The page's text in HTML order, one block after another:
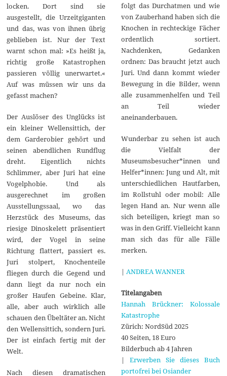
locken. Dort sind sie
ausgestellt, die Urzeitgiganten
und das, was von ihnen übrig
geblieben ist. Nur der Text
warnt schon mal: »Es heißt ja,
richtig große Katastrophen
passieren völlig unerwartet.«
Auf was müssen wir uns da
gefasst machen?
Der Auslöser des Unglücks ist
ein kleiner Wellensittich, der
dem Garderobier gehört und
seinen abendlichen Rundflug
dreht. Eigentlich nichts
Schlimmer, aber Juri hat eine
Vogelphobie. Und als
ausgerechnet im großen
Ausstellungssaal, wo das
Herzstück des Museums, das
riesige Dinoskelett präsentiert
wird, der Vogel in seine
Richtung flattert, passiert es.
Juri stolpert, Knochenteile
fliegen durch die Gegend und
dann liegt da nur noch ein
großer Haufen Gebeine. Klar,
alle, aber auch wirklich alle
schauen den Übeltäter an. Nicht
den Wellensittich, sondern Juri.
Der ist einfach fertig mit der
Welt.
Nach diesen dramatischen
folgt das Durchatmen und wie
von Zauberhand haben sich die
Knochen in rechteckige Fächer
ordentlich sortiert.
Nachdenken, Gedanken
ordnen: Das braucht jetzt auch
Juri. Und dann kommt wieder
Bewegung in die Bilder, wenn
alle zusammenhelfen und Teil
an Teil wieder
aneinanderbauen.
Wunderbar zu sehen ist auch
die Vielfalt der
Museumsbesucher*innen und
Helfer*innen: Jung und Alt, mit
unterschiedlichen Hautfarben,
im Rollstuhl oder mobil: Alle
legen Hand an. Nur wenn alle
sich beteiligen, kriegt man so
was in den Griff. Vielleicht kann
man sich das für alle Fälle
merken.
| ANDREA WANNER
Titelangaben
Hannah Brückner: Kolossale
Katastrophe
Zürich: NordSüd 2025
40 Seiten, 18 Euro
Bilderbuch ab 4 Jahren
| Erwerben Sie dieses Buch
portofrei bei Osiander